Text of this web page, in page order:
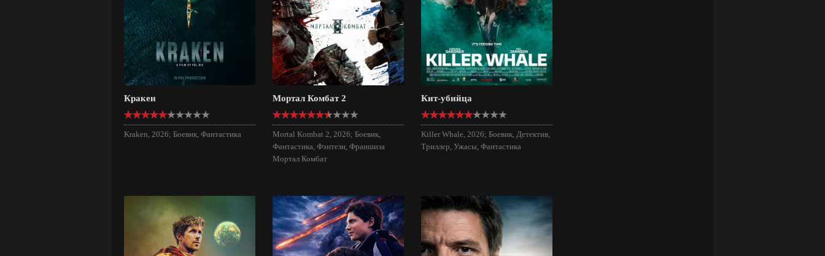
Кракен
Kraken, 2026; Боевик, Фантастика
Мортал Комбат 2
Mortal Kombat 2, 2026; Боевик,
Фантастика, Фэнтези, Франшиза
Мортал Комбат
Кит-убийца
Killer Whale, 2026; Боевик, Детектив,
Триллер, Ужасы, Фантастика